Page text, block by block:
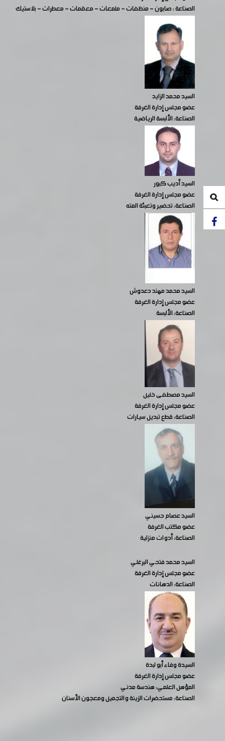
الصناعة : صابون - منظفات - ملمعات - معقمات - معطرات - بلاستيك
السيد محمد الزايد
عضو مجلس إدارة الغرفة
الصناعة: الألبسة الرياضية
السيد أديب كبور
عضو مجلس إدارة الغرفة
الصناعة: تحضير وتعبئة المته
السيد محمد مهند دعدوش
عضو مجلس إدارة الغرفة
الصناعة: الألبسة
السيد مصطفى خليل
عضو مجلس إدارة الغرفة
الصناعة: قطع تبديل سيارات
السيد عصام حسيني
عضو مكتب الغرفة
الصناعة: أدوات منزلية
السيد محمد فتحي البرغلي
عضو مجلس إدارة الغرفة
الصناعة: الدهانات
السيدة وفاء أبو لبدة
عضو مجلس إدارة الغرفة
المؤهل العلمي: هندسة مدني
الصناعة: مستحضرات الزينة والتجميل ومعجون الأسنان